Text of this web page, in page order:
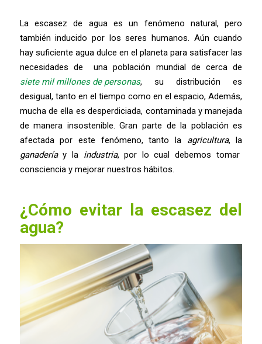
La escasez de agua es un fenómeno natural, pero
también inducido por los seres humanos. Aún cuando
hay suficiente agua dulce en el planeta para satisfacer las
necesidades de una población mundial de cerca de
siete mil millones de personas, su distribución es
desigual, tanto en el tiempo como en el espacio, Además,
mucha de ella es desperdiciada, contaminada y manejada
de manera insostenible. Gran parte de la población es
afectada por este fenómeno, tanto la agricultura, la
ganaderíay laindustria, por lo cual debemos tomar
consciencia y mejorar nuestros hábitos.
¿Cómo evitar la escasez del
agua?